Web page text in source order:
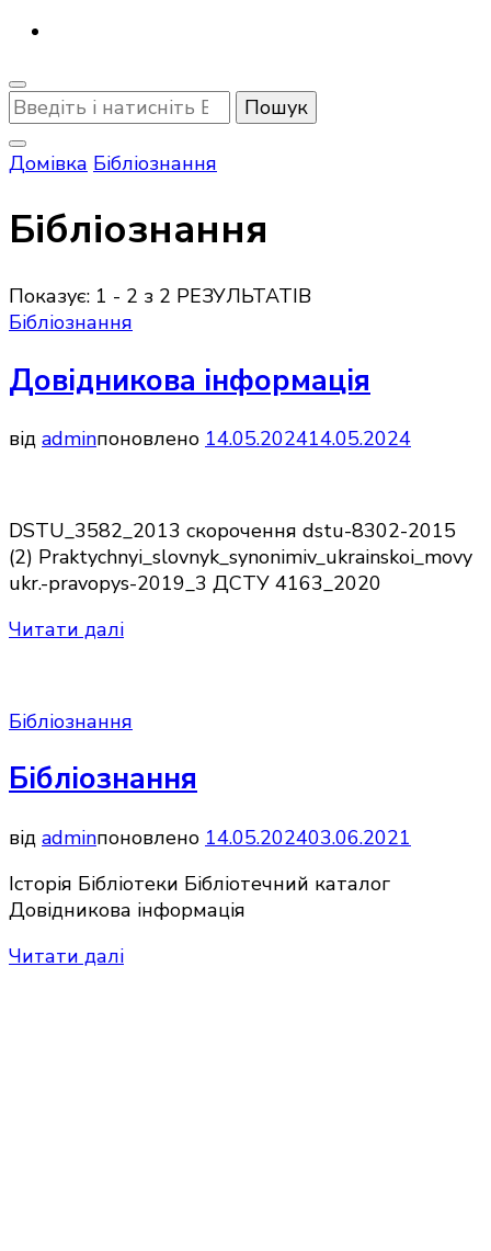
Шукаєте
щось?
Домівка Бібліознання
Бібліознання
Показує: 1 - 2 з 2 РЕЗУЛЬТАТІВ
Бібліознання
Довідникова інформація
від adminпоновлено 14.05.202414.05.2024
DSTU_3582_2013 скорочення dstu-8302-2015
(2) Praktychnyi_slovnyk_synonimiv_ukrainskoi_movy
ukr.-pravopys-2019_3 ДСТУ 4163_2020
Читати далі
Бібліознання
Бібліознання
від adminпоновлено 14.05.202403.06.2021
Історія Бібліотеки Бібліотечний каталог
Довідникова інформація
Читати далі